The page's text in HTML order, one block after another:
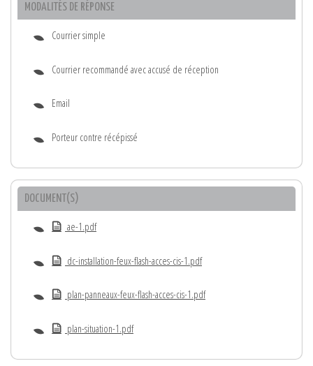
MODALITÉS DE RÉPONSE
Courrier simple
Courrier recommandé avec accusé de réception
Email
Porteur contre récépissé
DOCUMENT(S)
ae-1.pdf
dc-installation-feux-flash-acces-cis-1.pdf
plan-panneaux-feux-flash-acces-cis-1.pdf
plan-situation-1.pdf